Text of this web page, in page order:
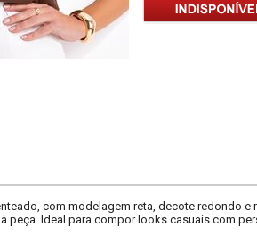
com modelagem reta, decote redondo e
peça. Ideal para compor looks casuais com